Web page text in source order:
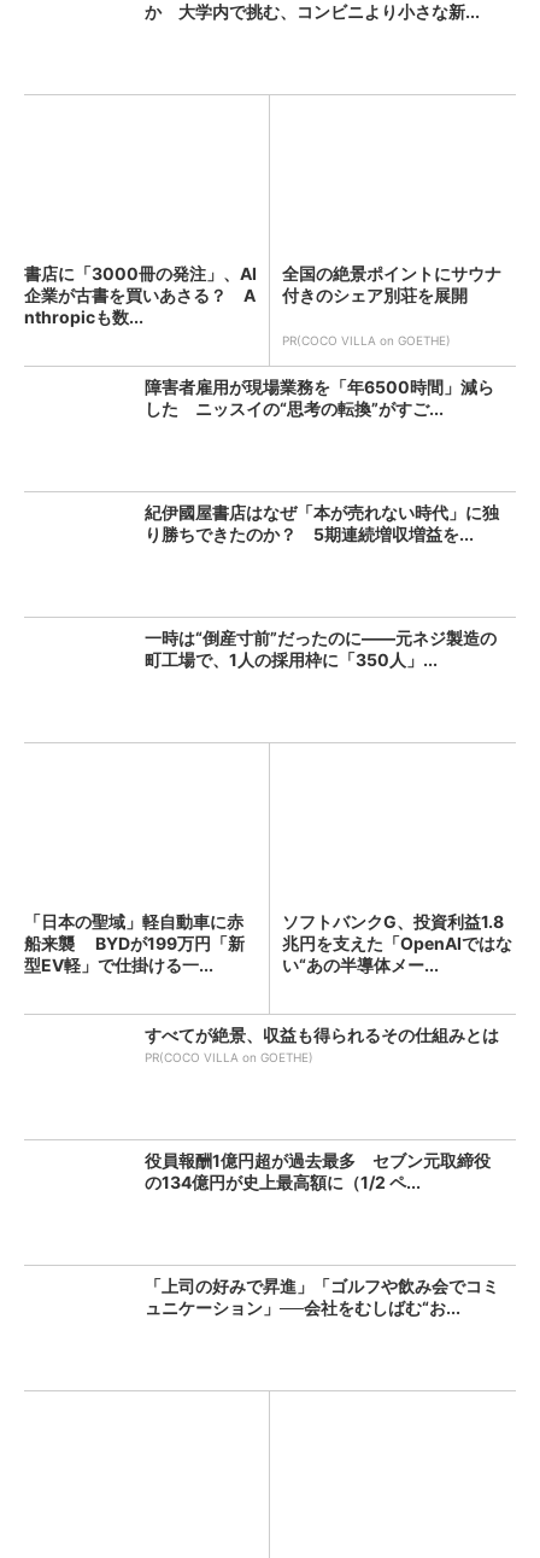
か 大学内で挑む、コンビニより小さな新...
書店に「3000冊の発注」、AI
企業が古書を買いあさる？ A
nthropicも数...
全国の絶景ポイントにサウナ
付きのシェア別荘を展開
PR(COCO VILLA on GOETHE)
障害者雇用が現場業務を「年6500時間」減ら
した ニッスイの“思考の転換”がすご...
紀伊國屋書店はなぜ「本が売れない時代」に独
り勝ちできたのか？ 5期連続増収増益を...
一時は“倒産寸前”だったのに――元ネジ製造の
町工場で、1人の採用枠に「350人」...
「日本の聖域」軽自動車に赤
船来襲 BYDが199万円「新
型EV軽」で仕掛ける一...
ソフトバンクG、投資利益1.8
兆円を支えた「OpenAIではな
い“あの半導体メー...
すべてが絶景、収益も得られるその仕組みとは
PR(COCO VILLA on GOETHE)
役員報酬1億円超が過去最多 セブン元取締役
の134億円が史上最高額に（1/2 ペ...
「上司の好みで昇進」「ゴルフや飲み会でコミ
ュニケーション」──会社をむしばむ“お...